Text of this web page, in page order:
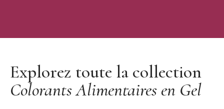
Explorez toute la collection
Colorants Alimentaires en Gel